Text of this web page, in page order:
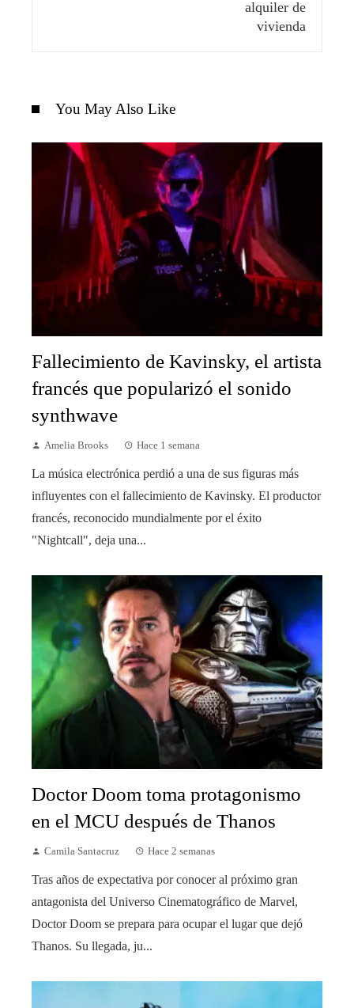
You May Also Like
Fallecimiento de Kavinsky, el artista
francés que popularizó el sonido
synthwave
Amelia Brooks Hace 1 semana
La música electrónica perdió a una de sus figuras más
influyentes con el fallecimiento de Kavinsky. El productor
francés, reconocido mundialmente por el éxito
"Nightcall", deja una...
Doctor Doom toma protagonismo
en el MCU después de Thanos
Camila Santacruz Hace 2 semanas
Tras años de expectativa por conocer al próximo gran
antagonista del Universo Cinematográfico de Marvel,
Doctor Doom se prepara para ocupar el lugar que dejó
Thanos. Su llegada, ju...